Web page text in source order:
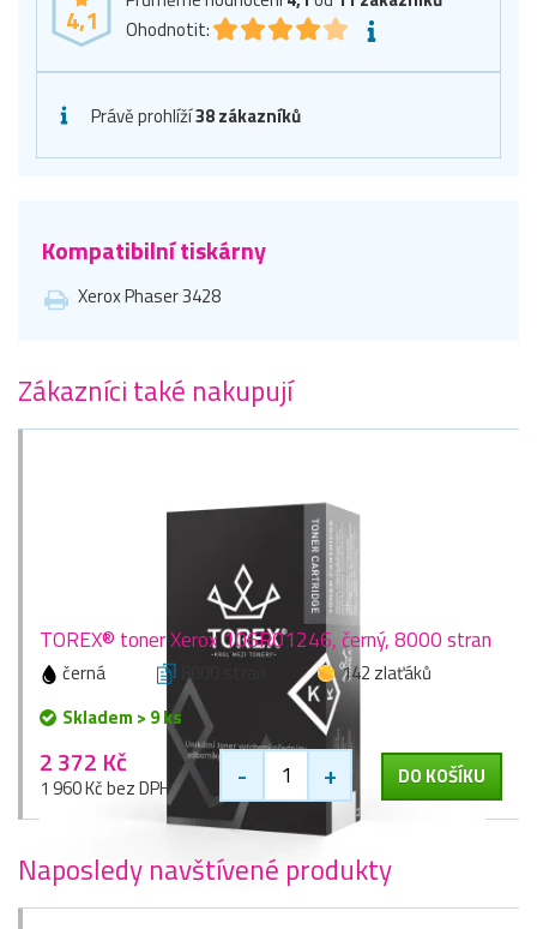
4,1
Ohodnotit:
Právě prohlíží38 zákazníků
Kompatibilní tiskárny
Xerox Phaser 3428
Zákazníci také nakupují
TOREX® toner Xerox 106R01246, černý, 8000 stran
černá 8000 stran
142 zlaťáků
Skladem > 9 ks
2 372 Kč
1 960 Kč bez DPH - + DO KOŠÍKU
Naposledy navštívené produkty